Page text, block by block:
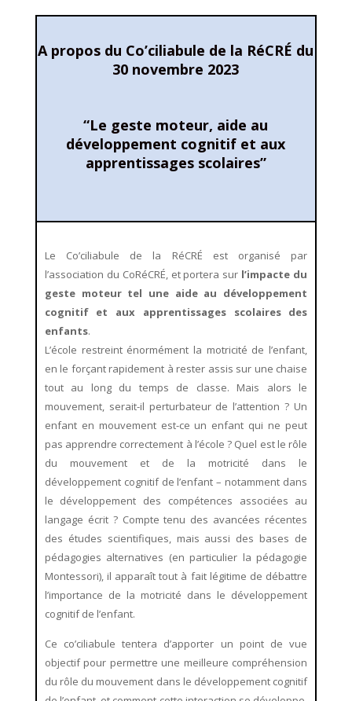
A propos du Co’ciliabule de la RéCRÉ du
30 novembre 2023
“Le geste moteur, aide au
développement cognitif et aux
apprentissages scolaires”
Le Co’ciliabule de la RéCRÉ est organisé par
l’association du CoRéCRÉ, et portera sur l’impacte du
geste moteur tel une aide au développement
cognitif et aux apprentissages scolaires des
enfants.
L’école restreint énormément la motricité de l’enfant,
en le forçant rapidement à rester assis sur une chaise
tout au long du temps de classe. Mais alors le
mouvement, serait-il perturbateur de l’attention ? Un
enfant en mouvement est-ce un enfant qui ne peut
pas apprendre correctement à l’école ? Quel est le rôle
du mouvement et de la motricité dans le
développement cognitif de l’enfant – notamment dans
le développement des compétences associées au
langage écrit ? Compte tenu des avancées récentes
des études scientifiques, mais aussi des bases de
pédagogies alternatives (en particulier la pédagogie
Montessori), il apparaît tout à fait légitime de débattre
l’importance de la motricité dans le développement
cognitif de l’enfant.
Ce co’ciliabule tentera d’apporter un point de vue
objectif pour permettre une meilleure compréhension
du rôle du mouvement dans le développement cognitif